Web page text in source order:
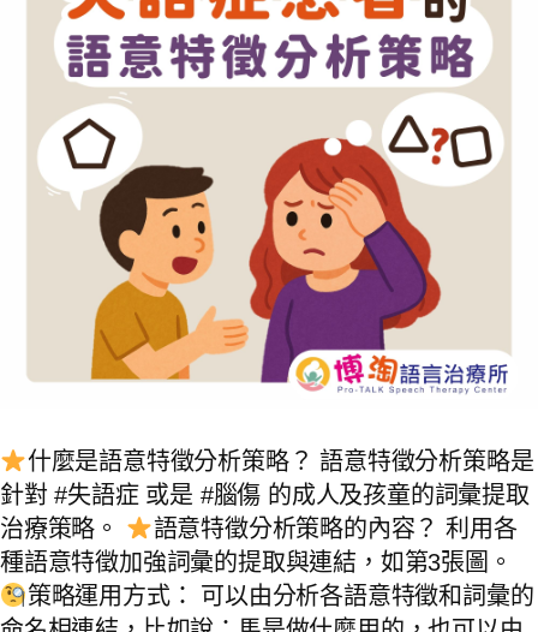
什麼是語意特徵分析策略？ 語意特徵分析策略是
針對 #失語症 或是 #腦傷 的成人及孩童的詞彙提取
治療策略。
語意特徵分析策略的內容？ 利用各
種語意特徵加強詞彙的提取與連結，如第3張圖。
策略運用方式： 可以由分析各語意特徵和詞彙的